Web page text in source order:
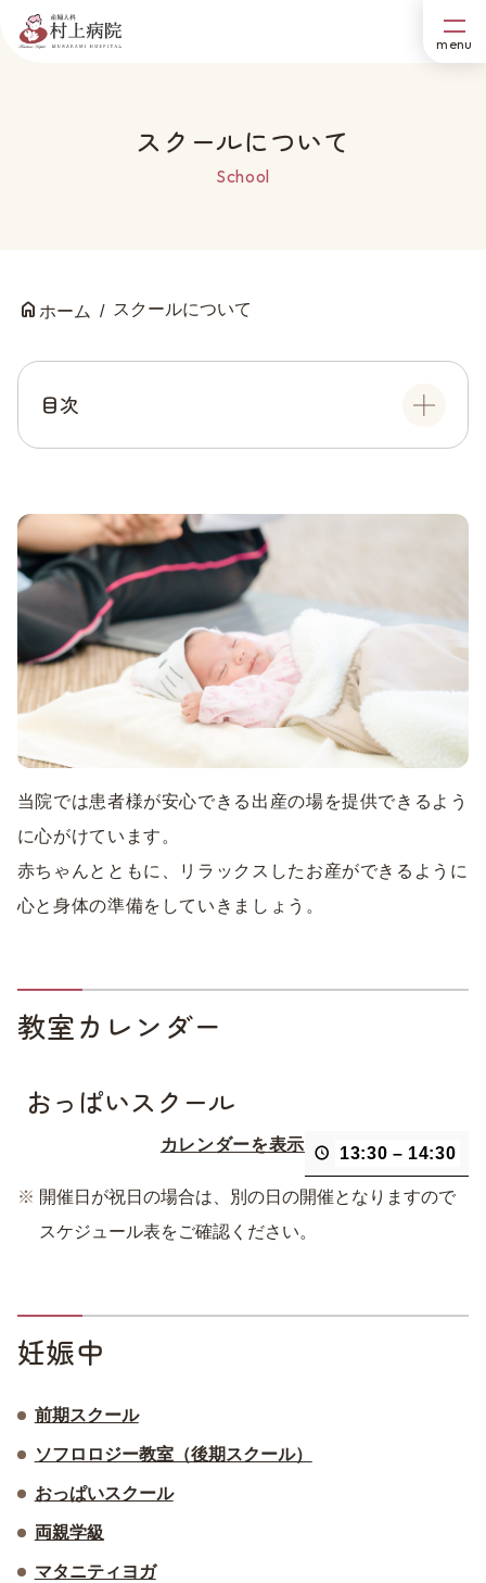
スクールについて
School
ホーム スクールについて
目次
当院では患者様が安心できる出産の場を提供できるよう
に心がけています。
赤ちゃんとともに、リラックスしたお産ができるように
心と身体の準備をしていきましょう。
教室カレンダー
おっぱいスクール
13:30 – 14:30
カレンダーを表示
開催日が祝日の場合は、別の日の開催となりますので
スケジュール表をご確認ください。
妊娠中
前期スクール
ソフロロジー教室（後期スクール）
おっぱいスクール
両親学級
マタニティヨガ